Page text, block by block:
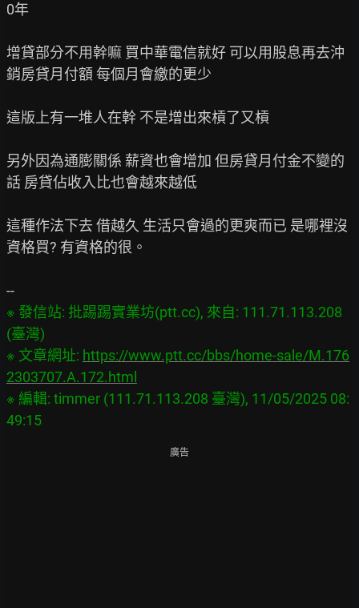
0年
增貸部分不用幹嘛 買中華電信就好 可以用股息再去沖
銷房貸月付額 每個月會繳的更少
這版上有一堆人在幹 不是增出來槓了又槓
另外因為通膨關係 薪資也會增加 但房貸月付金不變的
話 房貸佔收入比也會越來越低
這種作法下去 借越久 生活只會過的更爽而已 是哪裡沒
資格買? 有資格的很。
※ 發信站: 批踢踢實業坊(ptt.cc), 來自: 111.71.113.208
(臺灣)
※ 文章網址: https://www.ptt.cc/bbs/home-sale/M.176
2303707.A.172.html
※ 編輯: timmer (111.71.113.208 臺灣), 11/05/2025 08:
廣告